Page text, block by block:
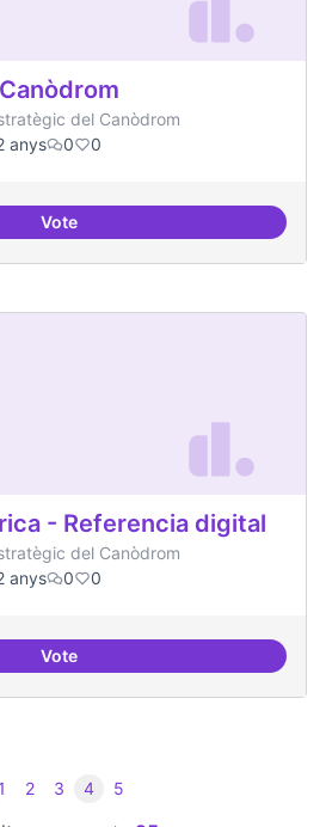
del Canòdrom
anys 0 0
VoteArxiu digital al Canòdrom
- Referencia digital
del Canòdrom
anys 0 0
VoteMemòria Històrica - Referencia
1 2 3 4 5